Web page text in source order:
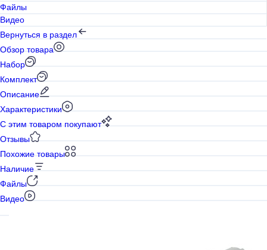
Файлы
Видео
Вернуться в раздел
Обзор товара
Набор
Комплект
Описание
Характеристики
С этим товаром покупают
Отзывы
Похожие товары
Наличие
Файлы
Видео